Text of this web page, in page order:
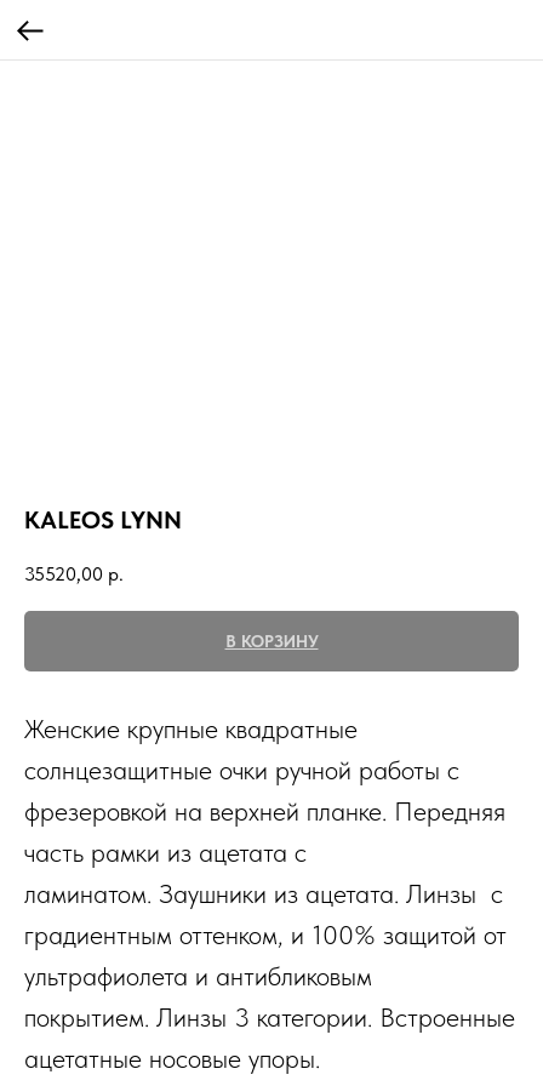
KALEOS LYNN
35520,00 р.
В КОРЗИНУ
Женские крупные квадратные
солнцезащитные очки ручной работы с
фрезеровкой на верхней планке. Передняя
часть рамки из ацетата с
ламинатом. Заушники из ацетата. Линзы с
градиентным оттенком, и 100% защитой от
ультрафиолета и антибликовым
покрытием. Линзы 3 категории. Встроенные
ацетатные носовые упоры.